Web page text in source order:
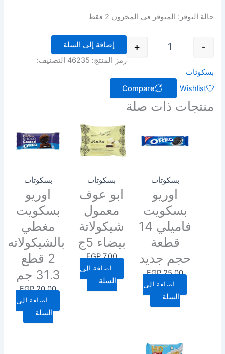
حالة التوفر: المتوفر في المخزون 2 فقط
-
+
إضافة إلى السلة
رمز المنتج: 46235
التصنيف:
بسكوتات
Wishlist
Compare
منتجات ذات صلة
بسكوتات
اوريو
بسكويت
فاميلي 14
قطعة
حجم جديد
EGP25.00
إضافة إلى
السلة
بسكوتات
ابو عوف
معمول
شيكولاتة
بيضاء 5ج
EGP7.00
إضافة إلى
السلة
بسكوتات
اوريو
بسكويت
مغطي
بالشيكولاته
2 قطع
31.3 جم
EGP20.00
إضافة إلى
السلة